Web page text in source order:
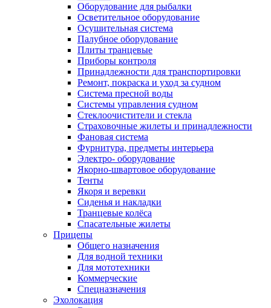
Оборудование для рыбалки
Осветительное оборудование
Осушительная система
Палубное оборудование
Плиты транцевые
Приборы контроля
Принадлежности для транспортировки
Ремонт, покраска и уход за судном
Система пресной воды
Системы управления судном
Стеклоочистители и стекла
Страховочные жилеты и принадлежности
Фановая система
Фурнитура, предметы интерьера
Электро- оборудование
Якорно-швартовое оборудование
Тенты
Якоря и веревки
Сиденья и накладки
Транцевые колёса
Спасательные жилеты
Прицепы
Общего назначения
Для водной техники
Для мототехники
Коммерческие
Спецназначения
Эхолокация